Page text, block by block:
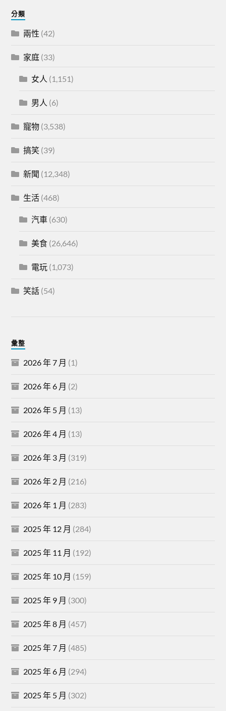
分類
兩性 (42)
家庭 (33)
女人 (1,151)
男人 (6)
寵物 (3,538)
搞笑 (39)
新聞 (12,348)
生活 (468)
汽車 (630)
美食 (26,646)
電玩 (1,073)
笑話 (54)
彙整
2026 年 7 月 (1)
2026 年 6 月 (2)
2026 年 5 月 (13)
2026 年 4 月 (13)
2026 年 3 月 (319)
2026 年 2 月 (216)
2026 年 1 月 (283)
2025 年 12 月 (284)
2025 年 11 月 (192)
2025 年 10 月 (159)
2025 年 9 月 (300)
2025 年 8 月 (457)
2025 年 7 月 (485)
2025 年 6 月 (294)
2025 年 5 月 (302)